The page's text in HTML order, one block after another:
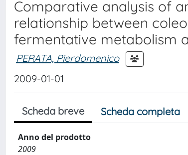
Comparative analysis of
relationship between
fermentative metabolism
PERATA, Pierdomenico
2009-01-01
Scheda breve Scheda completa
Anno del prodotto
2009